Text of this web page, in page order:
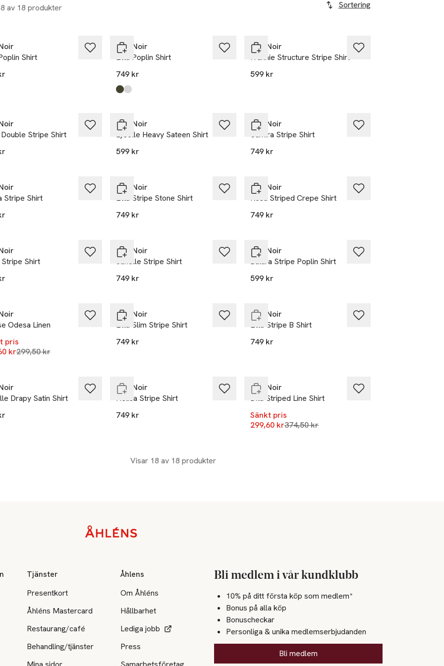
av 18 produkter Sortering
Shirt
finns i färgerna:
Neo Noir
Etta Poplin Shirt
749 kr
Produkten finns i färgerna:
Army
White
Neo Noir
Frannie Structure Stripe Shirt
599 kr
Stripe Shirt
Neo Noir
Lyselle Heavy Sateen Shirt
599 kr
Neo Noir
Samira Stripe Shirt
749 kr
Stripe Shirt
Neo Noir
Etta Stripe Stone Shirt
749 kr
Neo Noir
Rosa Striped Crepe Shirt
749 kr
Stripe Shirt
Neo Noir
Janelle Stripe Shirt
749 kr
Neo Noir
Balara Stripe Poplin Shirt
599 kr
Odesa Linen
pris
krLägsta pris 30 dagar
299,50 kr
Neo Noir
Etta Slim Stripe Shirt
749 kr
Nyhet
Neo Noir
Etta Stripe B Shirt
749 kr
Drapy Satin Shirt
Neo Noir
Helisa Stripe Shirt
749 kr
Neo Noir
Dita Striped Line Shirt
Sänkt pris
299,60 krLägsta pris 30 dagar
374,50 kr
Visar 18 av 18 produkter
Tjänster
Presentkort
Åhléns Mastercard
Restaurang/café
Behandling/tjänster
Åhlens
Om Åhléns
Hållbarhet
Lediga jobb
Press
Bli medlem i vår kundklubb
10% på ditt första köp som medlem*
Bonus på alla köp
Bonuscheckar
Personliga & unika medlemserbjudanden
Bli medlem